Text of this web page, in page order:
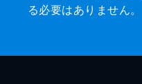
る必要はありません。